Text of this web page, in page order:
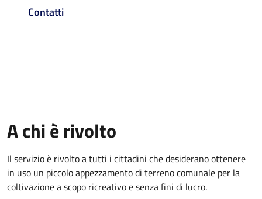
Contatti
A chi è rivolto
Il servizio è rivolto a tutti i cittadini che desiderano ottenere
in uso un piccolo appezzamento di terreno comunale per la
coltivazione a scopo ricreativo e senza fini di lucro.